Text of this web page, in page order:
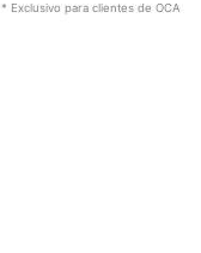
* Exclusivo para clientes de OCA